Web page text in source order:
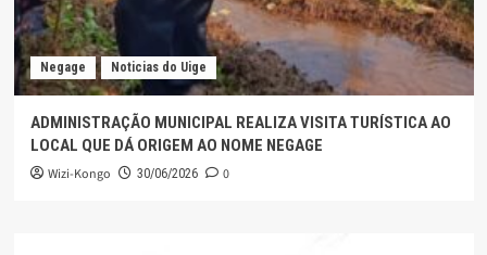
Negage Noticias do Uige
ADMINISTRAÇÃO MUNICIPAL REALIZA VISITA TURÍSTICA AO
LOCAL QUE DÁ ORIGEM AO NOME NEGAGE
Wizi-Kongo 30/06/2026 0